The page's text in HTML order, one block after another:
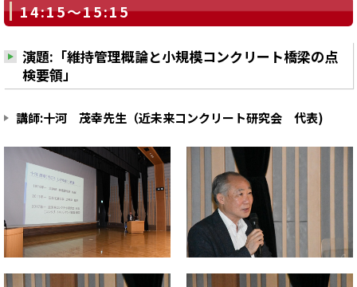
14:15～15:15
演題:「維持管理概論と小規模コンクリート橋梁の点
検要領」
講師:十河 茂幸先生（近未来コンクリート研究会 代表)